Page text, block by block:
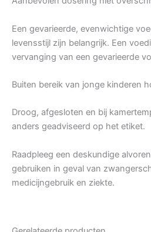
Een gevarieerde, evenwichtige
levensstijl zijn belangrijk. Een
vervanging van een gevarieerde
Buiten bereik van jonge kinderen
Droog, afgesloten en bij
anders geadviseerd op het etiket.
Raadpleeg een deskundige
gebruiken in geval van
medicijngebruik en ziekte.